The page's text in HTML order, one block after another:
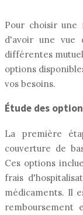
Pour choisir une
d'avoir une vue
différentes
options
vos besoins.
Étude des
La première
couverture de
Ces options
frais
médicaments. Il
remboursement